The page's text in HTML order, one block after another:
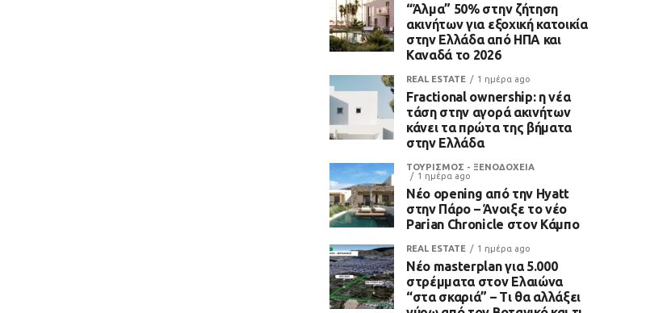
“Άλμα” 50% στην ζήτηση
ακινήτων για εξοχική κατοικία
στην Ελλάδα από ΗΠΑ και
Καναδά το 2026
REAL ESTATE 1 ημέρα ago
Fractional ownership: η νέα
τάση στην αγορά ακινήτων
κάνει τα πρώτα της βήματα
στην Ελλάδα
ΤΟΥΡΙΣΜΟΣ - ΞΕΝΟΔΟΧΕΙΑ
1 ημέρα ago
Νέο opening από την Hyatt
στην Πάρο – Άνοιξε το νέο
Parian Chronicle στον Κάμπο
REAL ESTATE 1 ημέρα ago
Νέο masterplan για 5.000
στρέμματα στον Ελαιώνα
“στα σκαριά” – Τι θα αλλάξει